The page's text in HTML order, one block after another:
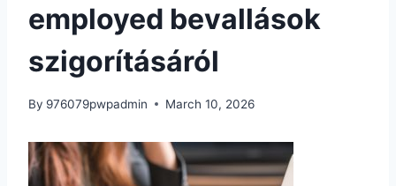
employed bevallások
szigorításáról
By 976079pwpadmin March 10, 2026